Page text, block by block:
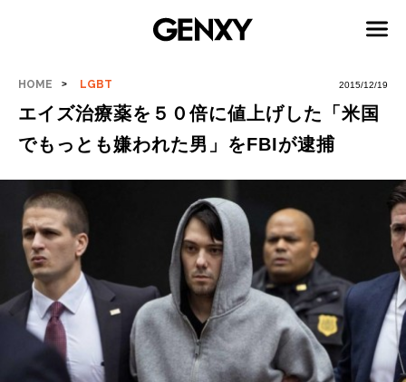
HOME LGBT 2015/12/19
エイズ治療薬を５０倍に値上げした「米国
でもっとも嫌われた男」をFBIが逮捕